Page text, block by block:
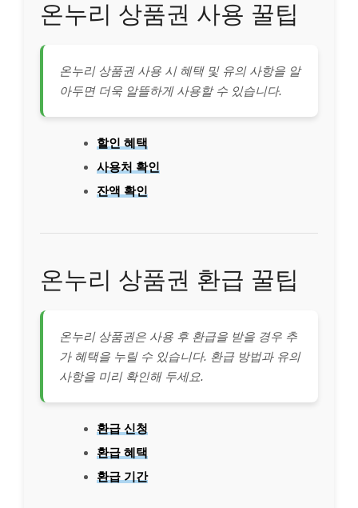
온누리 상품권 사용 꿀팁
온누리 상품권 사용 시 혜택 및 유의 사항을 알
아두면 더욱 알뜰하게 사용할 수 있습니다.
할인 혜택
사용처 확인
잔액 확인
온누리 상품권 환급 꿀팁
온누리 상품권은 사용 후 환급을 받을 경우 추
가 혜택을 누릴 수 있습니다. 환급 방법과 유의
사항을 미리 확인해 두세요.
환급 신청
환급 혜택
환급 기간